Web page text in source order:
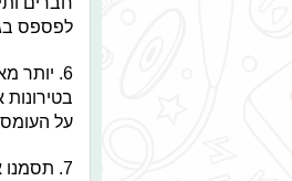
לפספס
6. יותר
על
7.